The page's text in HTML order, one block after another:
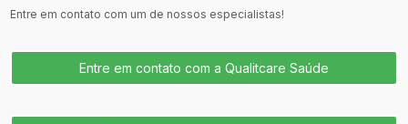
Entre em contato com um de nossos especialistas!
Entre em contato com a Qualitcare Saúde